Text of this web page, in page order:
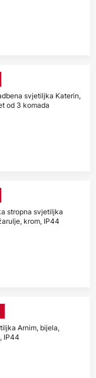
svjetiljka Katerin,
od 3 komada
stropna svjetiljka
krom, IP44
Arnim, bijela,
IP44